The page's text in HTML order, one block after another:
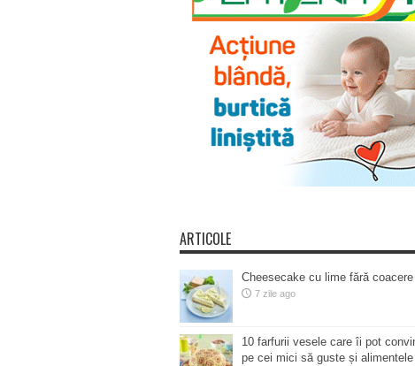
ARTICOLE
Cheesecake cu lime fără coacere
7 zile ago
10 farfurii vesele care îi pot
pe cei mici să guste și alimentele